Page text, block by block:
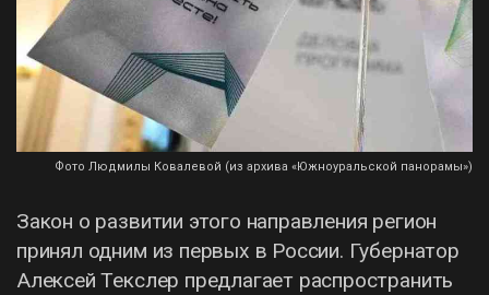
Фото Людмилы Ковалевой (из архива «Южноуральской панорамы»)
Закон о развитии этого направления регион
принял одним из первых в России. Губернатор
Алексей Текслер предлагает распространить